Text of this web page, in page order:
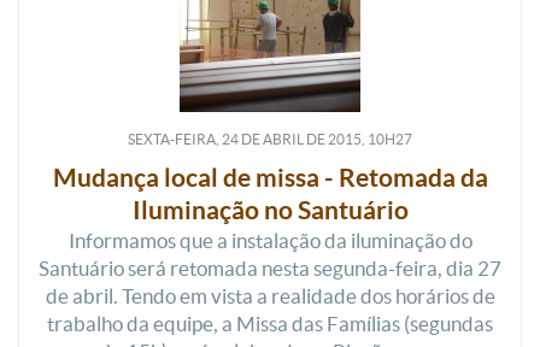
SEXTA-FEIRA, 24 DEABRIL DE 2015, 10H27
Mudança local de missa - Retomada da
Iluminação no Santuário
Informamos que a instalação da iluminação do
Santuário será retomada nesta segunda-feira, dia 27
de abril. Tendo em vista a realidade dos horários de
trabalho da equipe, a Missa das Famílias (segundas